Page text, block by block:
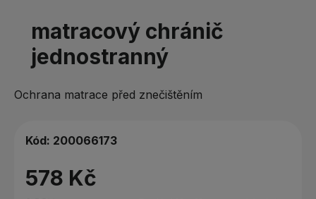
matracový chránič
jednostranný
Ochrana matrace před znečištěním
Kód: 200066173
578 Kč